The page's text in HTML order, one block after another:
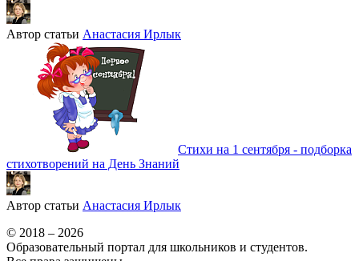
Автор статьи Анастасия Ирлык
Стихи на 1 сентября - подборка
стихотворений на День Знаний
Автор статьи Анастасия Ирлык
© 2018 – 2026
Образовательный портал для школьников и студентов.